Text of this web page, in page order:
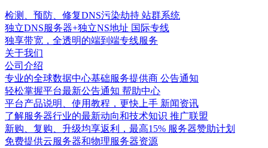
检测、预防、修复DNS污染劫持 站群系统
独立DNS服务器+独立NS地址 国际专线
独享带宽，全透明的端到端专线服务
关于我们
公司介绍
专业的全球数据中心基础服务提供商 公告通知
轻松掌握平台最新公告通知 帮助中心
平台产品说明、使用教程，更快上手 新闻资讯
了解服务器行业的最新动向和技术知识 推广联盟
新购、复购、升级均享返利，最高15% 服务器赞助计划
免费提供云服务器和物理服务器资源